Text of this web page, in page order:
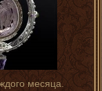
месяца.